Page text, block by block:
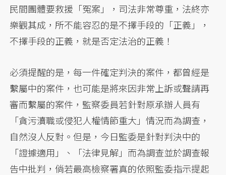
民間團體要救援「冤案」，司法非常尊重，法終亦
樂觀其成，所不能容忍的是不擇手段的「正義」，
不擇手段的正義，就是否定法治的正義！
必須提醒的是，每一件確定判決的案件，都曾經是
繫屬中的案件，也可能是將來因非常上訴或聲請再
審而繫屬的案件，監察委員若針對原承辦人員有
「貪污瀆職或侵犯人權情節重大」情況而為調查，
自然沒人反對。但是，今日監委是針對判決中的
「證據適用」、「法律見解」而為調查並於調查報
告中批判，倘若最高檢察署真的依照監委指示提起